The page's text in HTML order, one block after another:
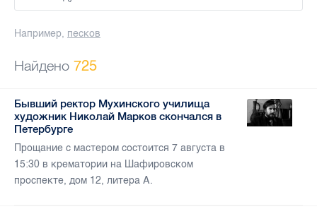
Например, песков
Найдено 725
Бывший ректор Мухинского училища
художник Николай Марков скончался в
Петербурге
Прощание с мастером состоится 7 августа в
15:30 в крематории на Шафировском
проспекте, дом 12, литера А.